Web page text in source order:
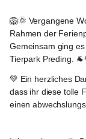
🦁🌞 Vergangene
Rahmen der
Gemeinsam ging
Tierpark Preding.
💚 Ein herzliches
dass ihr diese tolle
einen